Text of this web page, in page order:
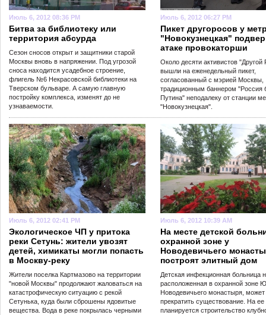
Июль 6, 2012 08:36 PM
Битва за библиотеку или
территория абсурда
Сезон сносов открыт и защитники старой
Москвы вновь в напряжении. Под угрозой
сноса находится усадебное строение,
флигель №6 Некрасовской библиотеки на
Тверском бульваре. А самую главную
постройку комплекса, изменят до не
узнаваемости.
Июль 6, 2012 06:27 PM
Пикет другоросов у
"Новокузнецкая"
атаке провокаторши
Около десяти активистов "Другой
вышли на еженедельный пикет,
согласованный с мэрией
традиционным баннером "Россия
Путина" неподалеку от станции
"Новокузнецкая".
Июль 6, 2012 02:41 PM
Экологическое ЧП у притока
реки Сетунь: жители увозят
детей, химикаты могли попасть
в Москву-реку
Жители поселка Картмазово на территории
"новой Москвы" продолжают жаловаться на
катастрофическую ситуацию с рекой
Сетунька, куда были сброшены ядовитые
вещества. Вода в реке покрылась черными
Июль 6, 2012 10:39 AM
На месте детской
охранной зоне у
Новодевичьего
построят элитный дом
Детская инфекционная больница
расположенная в охранной зоне
Новодевичьего монастыря, может
прекратить существование. На ее
планируется строительство